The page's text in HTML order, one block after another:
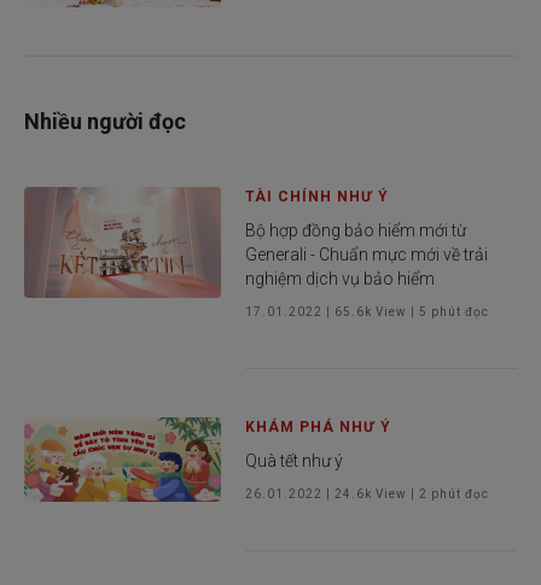
Nhiều người đọc
TÀI CHÍNH NHƯ Ý
Bộ hợp đồng bảo hiểm mới từ
Generali - Chuẩn mực mới về trải
nghiệm dịch vụ bảo hiểm
17.01.2022 65.6k View |5 phút đọc
KHÁM PHÁ NHƯ Ý
Quà tết như ý
26.01.2022 |24.6k View |2 phút đọc